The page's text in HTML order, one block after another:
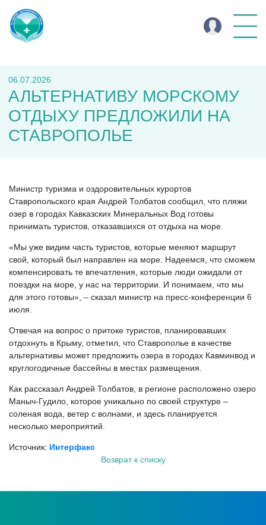
06.07.2026
АЛЬТЕРНАТИВУ МОРСКОМУ
ОТДЫХУ ПРЕДЛОЖИЛИ НА
СТАВРОПОЛЬЕ
Министр туризма и оздоровительных курортов
Ставропольского края Андрей Толбатов сообщил, что пляжи
озер в городах Кавказских Минеральных Вод готовы
принимать туристов, отказавшихся от отдыха на море.
«Мы уже видим часть туристов, которые меняют маршрут
свой, который был направлен на море. Надеемся, что сможем
компенсировать те впечатления, которые люди ожидали от
поездки на море, у нас на территории. И понимаем, что мы
для этого готовы», – сказал министр на пресс-конференции 6
июля.
Отвечая на вопрос о притоке туристов, планировавших
отдохнуть в Крыму, отметил, что Ставрополье в качестве
альтернативы может предложить озера в городах Кавминвод и
круглогодичные бассейны в местах размещения.
Как рассказал Андрей Толбатов, в регионе расположено озеро
Маныч-Гудило, которое уникально по своей структуре –
соленая вода, ветер с волнами, и здесь планируется
несколько мероприятий.
Источник: Интерфакс
Возврат к списку